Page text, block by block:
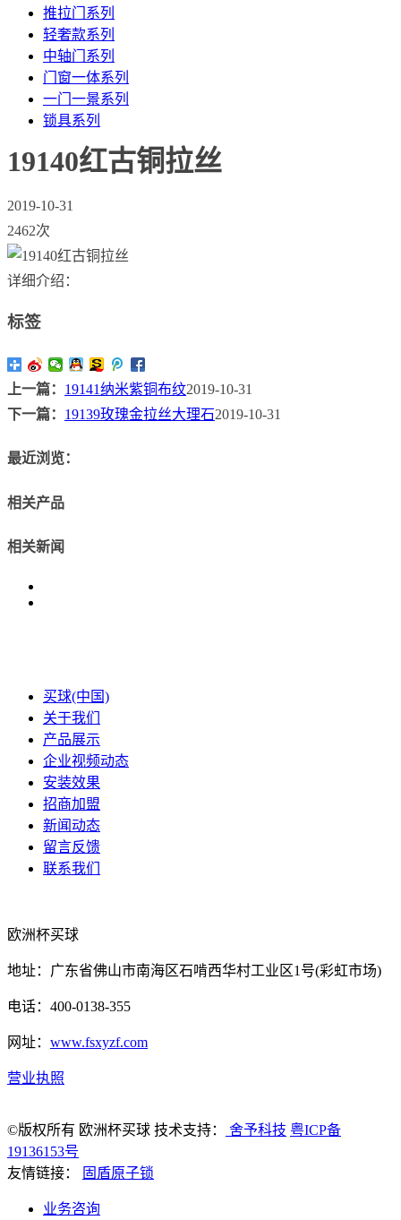
推拉门系列
轻奢款系列
中轴门系列
门窗一体系列
一门一景系列
锁具系列
19140红古铜拉丝
2019-10-31
2462次
详细介绍：
标签
上一篇： 19141纳米紫铜布纹2019-10-31
下一篇： 19139玫瑰金拉丝大理石2019-10-31
最近浏览：
相关产品
相关新闻
买球(中国)
关于我们
产品展示
企业视频动态
安装效果
招商加盟
新闻动态
留言反馈
联系我们
欧洲杯买球
地址：广东省佛山市南海区石啃西华村工业区1号(彩虹市场)
电话：400-0138-355
网址： www.fsxyzf.com
营业执照
©版权所有 欧洲杯买球 技术支持： 舍予科技 粤ICP备
19136153号
友情链接：
固盾原子锁
业务咨询